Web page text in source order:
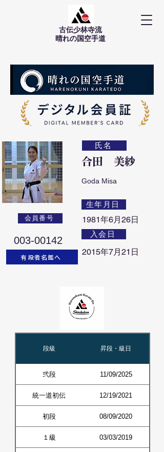
古伝少林寺流
​晴れの国空手道
会員番号
003-00142
有段者名鑑へ
氏名
合田 美紗
Goda Misa
生年月日
1981年6月26日
入会日
2015年7月21日
段級 昇段・級日
弐段 11/09/2025
統一道初伝 12/19/2021
初段 08/09/2020
１級 03/03/2019